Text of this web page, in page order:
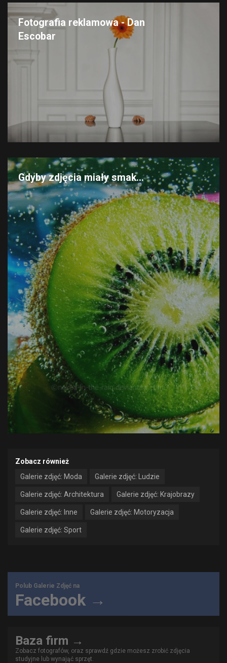
Fotografia reklamowa - Dan
Escobar
Gdyby zdjęcia miały smak...
Zobacz również
Galerie zdjęć: Moda
Galerie zdjęć: Ludzie
Galerie zdjęć: Architektura Galerie zdjęć: Krajobrazy
Galerie zdjęć: Inne Galerie zdjęć: Motoryzacja
Galerie zdjęć: Sport
Polub Galerie Zdjęć na
Facebook →
Baza firm →
Zobacz fotografów, oraz sprawdź gdzie możesz zrobić zdjęcia
studyjne lub wynająć sprzęt.